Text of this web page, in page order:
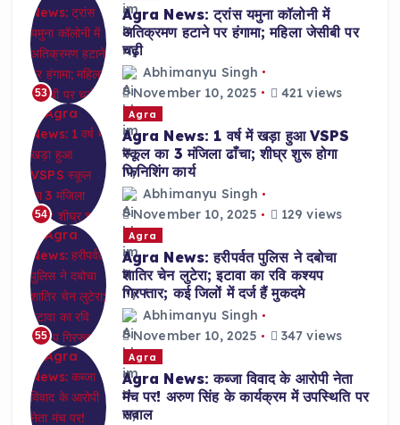
53
Agra News: ट्रांस यमुना कॉलोनी में
अतिक्रमण हटाने पर हंगामा; महिला जेसीबी पर
चढ़ी
Abhimanyu Singh
November 10, 2025
421 views
54
Agra
Agra News: 1 वर्ष में खड़ा हुआ VSPS
स्कूल का 3 मंजिला ढाँचा; शीघ्र शुरू होगा
फिनिशिंग कार्य
Abhimanyu Singh
November 10, 2025
129 views
55
Agra
Agra News: हरीपर्वत पुलिस ने दबोचा
शातिर चेन लुटेरा; इटावा का रवि कश्यप
गिरफ्तार; कई जिलों में दर्ज हैं मुकदमे
Abhimanyu Singh
November 10, 2025
347 views
Agra
Agra News: कब्जा विवाद के आरोपी नेता
मंच पर! अरुण सिंह के कार्यक्रम में उपस्थिति पर
सवाल